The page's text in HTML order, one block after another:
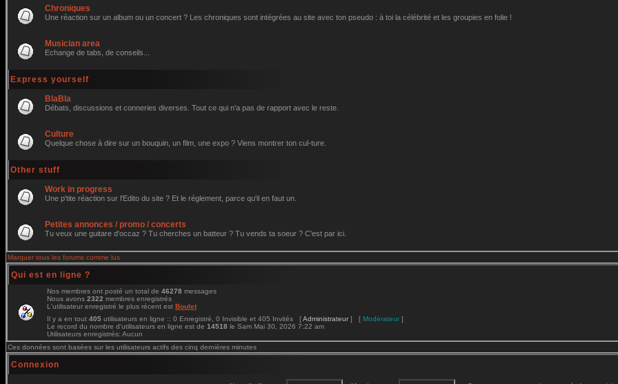
Chroniques
Une réaction sur un album ou un concert ? Les chroniques sont intégrées au site avec ton pseudo : à toi la célébrité et les groupies en folie !
Musician area
Echange de tabs, de conseils...
Express yourself
BlaBla
Débats, discussions et conneries diverses. Tout ce qui n'a pas de rapport avec le reste.
Culture
Quelque chose à dire sur un bouquin, un film, une expo ? Viens montrer ton cul-ture.
Other stuff
Work in progress
Une p'tite réaction sur l'Edito du site ? Et le réglement, parce qu'il en faut un.
Petites annonces / promo / concerts
Tu veux une guitare d'occaz ? Tu cherches un batteur ? Tu vends ta soeur ? C'est par ici.
Marquer tous les forums comme lus
Qui est en ligne ?
Nos membres ont posté un total de 46278 messages
Nous avons 2322 membres enregistrés
L'utilisateur enregistré le plus récent est Boulet
Il y a en tout 405 utilisateurs en ligne :: 0 Enregistré, 0 Invisible et 405 Invités [Administrateur ] [ Modérateur ]
Le record du nombre d'utilisateurs en ligne est de 14518 le Sam Mai 30, 2026 7:22 am
Utilisateurs enregistrés: Aucun
Ces données sont basées sur les utilisateurs actifs des cinq dernières minutes
Connexion